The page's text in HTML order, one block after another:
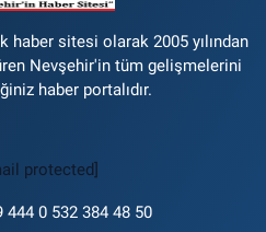
haber sitesi olarak 2005 yılından
Nevşehir'in tüm gelişmelerini
haber portalıdır.
protected]
444 0 532 384 48 50